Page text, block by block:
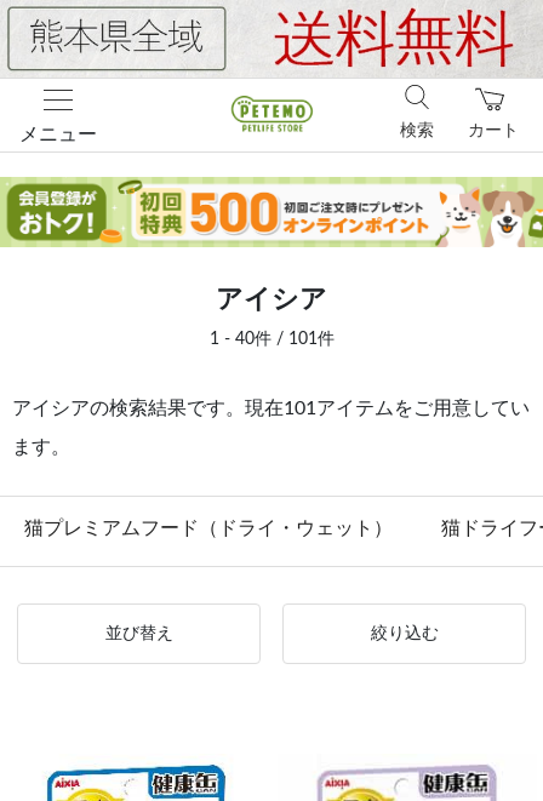
メニュー カート
検索
アイシア
1 - 40件 / 101件
アイシアの検索結果です。現在101アイテムをご用意してい
ます。
猫プレミアムフード（ドライ・ウェット） 猫ドライフ
並び替え 絞り込む